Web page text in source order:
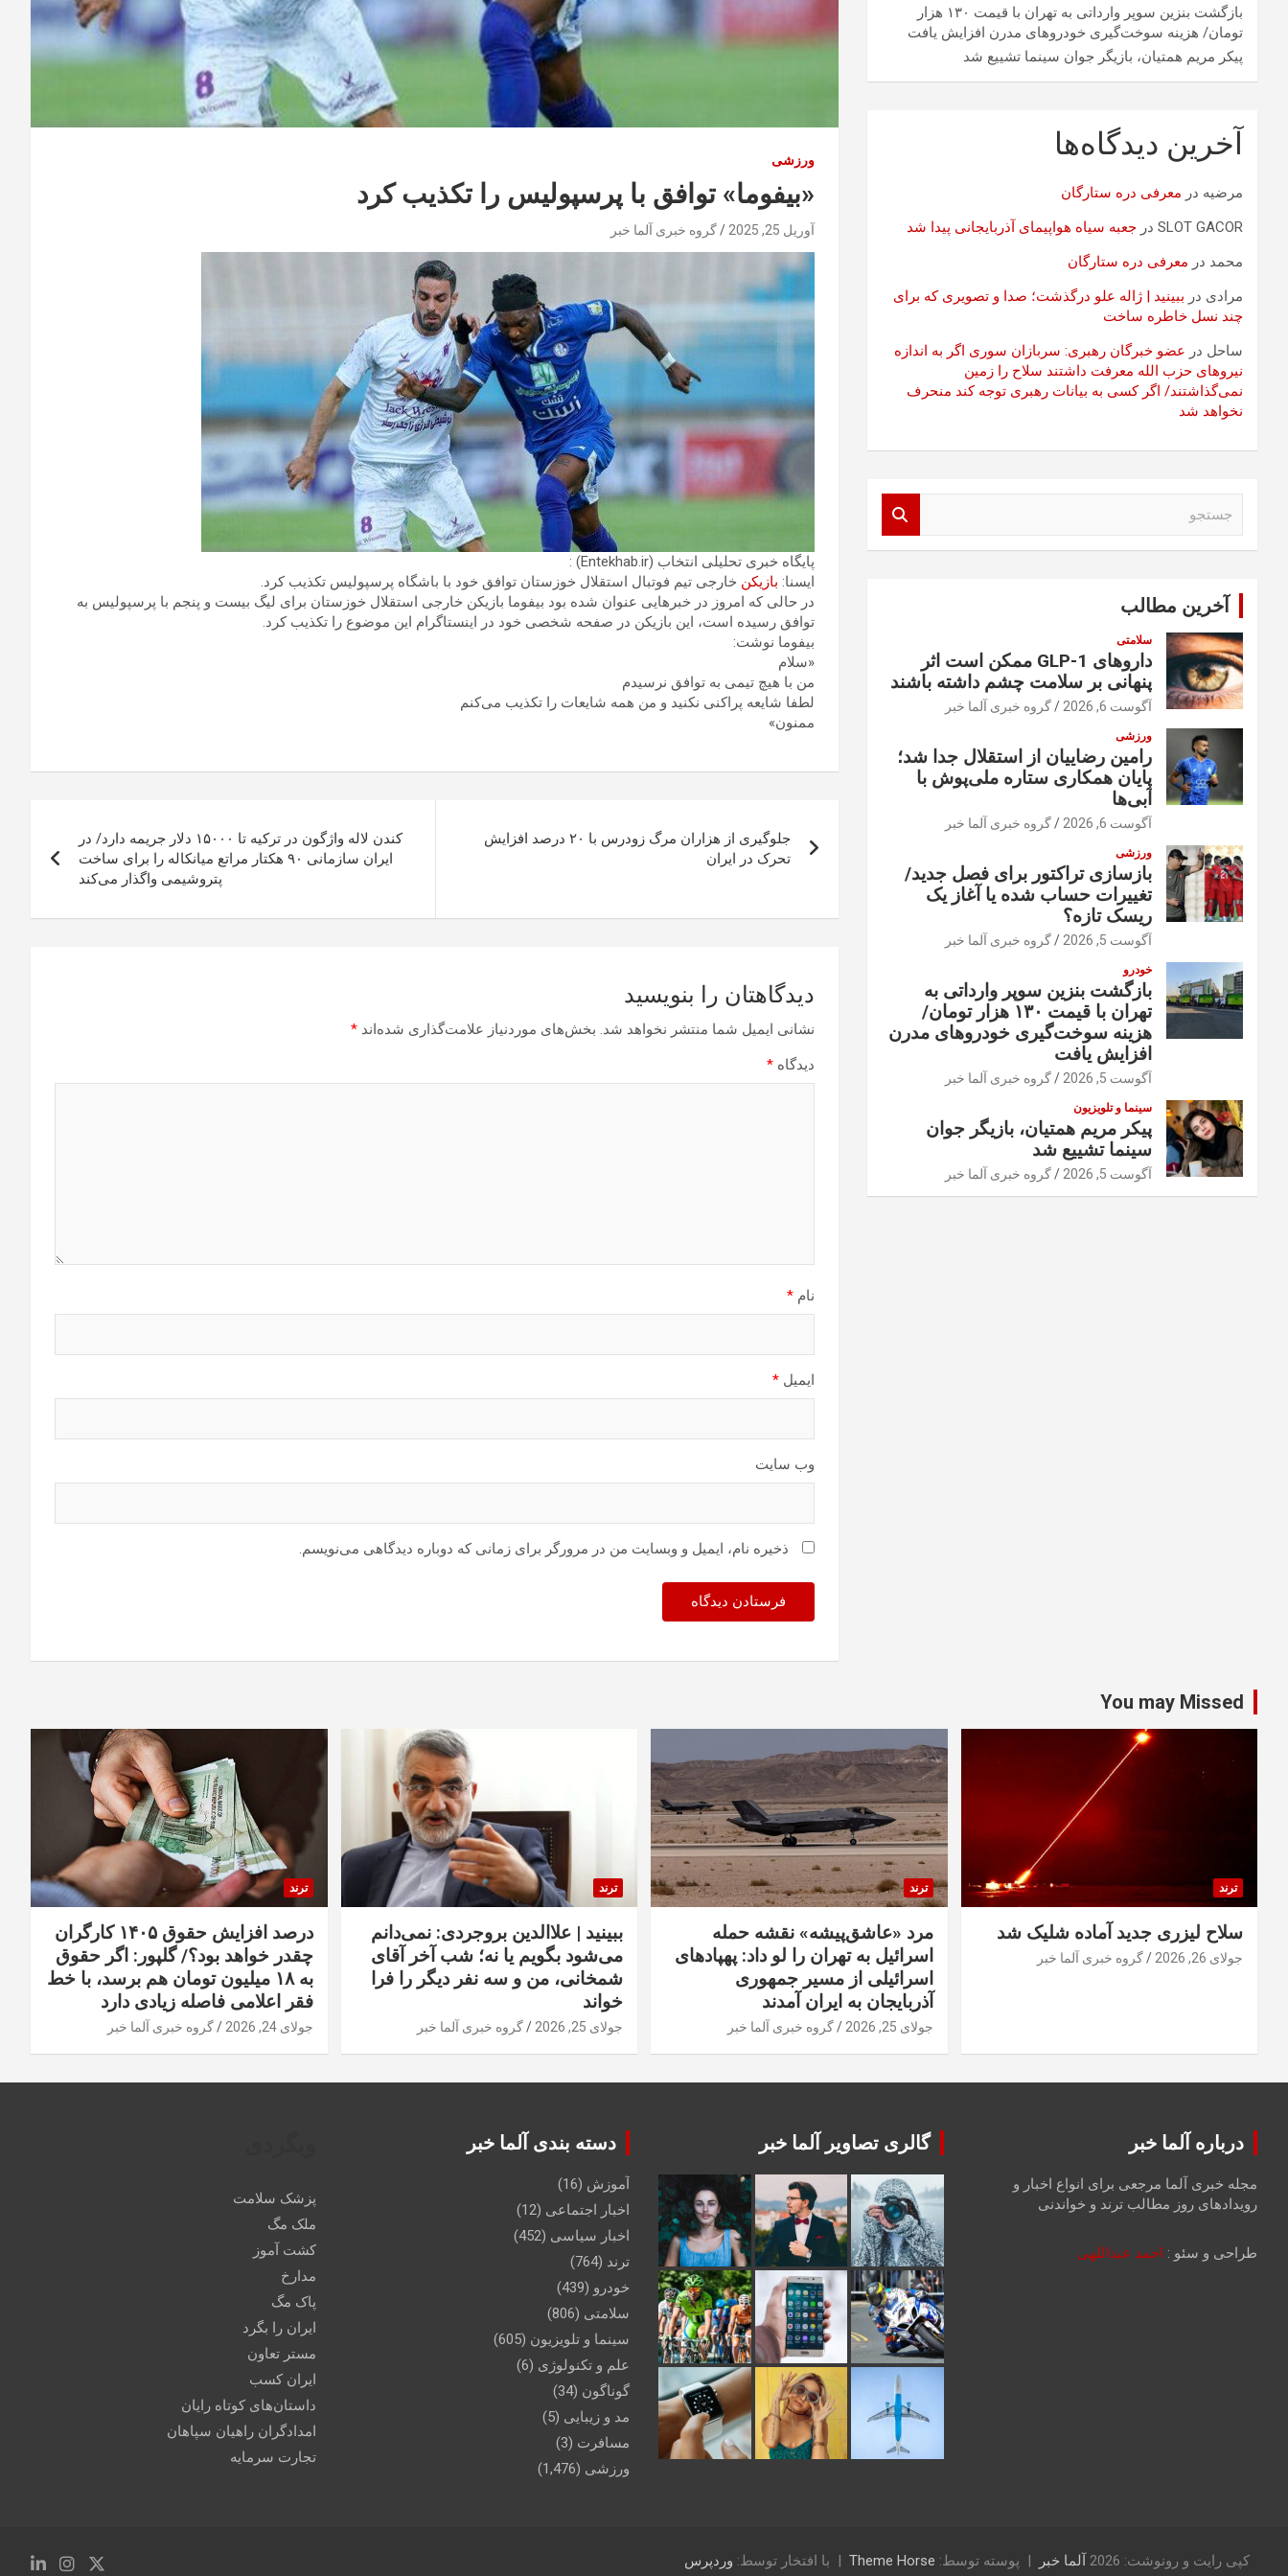
ورزشی
«بیفوما» توافق با پرسپولیس را تکذیب کرد
آوریل 25, 2025 گروه خبری آلما خبر
پایگاه خبری تحلیلی انتخاب (Entekhab.ir) :
ایسنا: بازیکن خارجی تیم فوتبال استقلال خوزستان توافق خود با باشگاه پرسپولیس تکذیب کرد.
در حالی که امروز در خبرهایی عنوان شده بود بیفوما بازیکن خارجی استقلال خوزستان برای لیگ بیست و پنجم با پرسپولیس به
توافق رسیده است، این بازیکن در صفحه شخصی خود در اینستاگرام این موضوع را تکذیب کرد.
بیفوما نوشت:
«سلام
من با هیچ تیمی به توافق نرسیدم
لطفا شایعه پراکنی نکنید و من همه شایعات را تکذیب می‌کنم
ممنون»
نوشته
جلوگیری از هزاران مرگ زودرس با ۲۰ درصد افزایش
تحرک در ایران
کندن لاله واژگون در ترکیه تا ۱۵۰۰۰ دلار جریمه دارد/ در
ایران سازمانی ۹۰ هکتار مراتع میانکاله را برای ساخت
پتروشیمی واگذار می‌کند
دیدگاهتان را بنویسید
نشانی ایمیل شما منتشر نخواهد شد. بخش‌های موردنیاز علامت‌گذاری شده‌اند *
دیدگاه *
نام *
ایمیل *
وب‌ سایت
ذخیره نام، ایمیل و وبسایت من در مرورگر برای زمانی که دوباره دیدگاهی می‌نویسم.
بازگشت بنزین سوپر وارداتی به تهران با قیمت ۱۳۰ هزار
تومان/ هزینه سوخت‌گیری خودرو‌های مدرن افزایش یافت
پیکر مریم همتیان، بازیگر جوان سینما تشییع شد
آخرین دیدگاه‌ها
مرضیه در معرفی دره ستارگان
SLOT GACOR در جعبه سیاه هواپیمای آذربایجانی پیدا شد
محمد در معرفی دره ستارگان
مرادی در ببینید | ژاله علو درگذشت؛ صدا و تصویری که برای
چند نسل خاطره ساخت
ساحل در عضو خبرگان رهبری: سربازان سوری اگر به اندازه
نیروهای حزب الله معرفت داشتند سلاح را زمین
نمی‌گذاشتند/ اگر کسی به بیانات رهبری توجه کند منحرف
نخواهد شد
آخرین مطالب
سلامتی
داروهای GLP-1 ممکن است اثر
پنهانی بر سلامت چشم داشته باشند
آگوست 6, 2026 گروه خبری آلما خبر
ورزشی
رامین رضاییان از استقلال جدا شد؛
پایان همکاری ستاره ملی‌پوش با
آبی‌ها
آگوست 6, 2026 گروه خبری آلما خبر
ورزشی
بازسازی تراکتور برای فصل جدید/
تغییرات حساب شده یا آغاز یک
ریسک تازه؟
آگوست 5, 2026 گروه خبری آلما خبر
خودرو
بازگشت بنزین سوپر وارداتی به
تهران با قیمت ۱۳۰ هزار تومان/
هزینه سوخت‌گیری خودرو‌های مدرن
افزایش یافت
آگوست 5, 2026 گروه خبری آلما خبر
سینما و تلویزیون
پیکر مریم همتیان، بازیگر جوان
سینما تشییع شد
آگوست 5, 2026 گروه خبری آلما خبر
You may Missed
ترند
سلاح لیزری جدید آماده شلیک شد
جولای 26, 2026 گروه خبری آلما خبر
ترند
مرد «عاشق‌پیشه» نقشه حمله
اسرائیل به تهران را لو داد: پهپادهای
اسرائیلی از مسیر جمهوری
آذربایجان به ایران آمدند
جولای 25, 2026 گروه خبری آلما خبر
ترند
ببینید | علاالدین بروجردی: نمی‌دانم
می‌شود بگویم یا نه؛ شب آخر آقای
شمخانی، من و سه نفر دیگر را فرا
خواند
جولای 25, 2026 گروه خبری آلما خبر
ترند
درصد افزایش حقوق ۱۴۰۵ کارگران
چقدر خواهد بود؟/ گلپور: اگر حقوق
به ۱۸ میلیون تومان هم برسد، با خط
فقر اعلامی فاصله زیادی دارد
جولای 24, 2026 گروه خبری آلما خبر
درباره آلما خبر
مجله خبری آلما مرجعی برای انواع اخبار و
رویدادهای روز مطالب ترند و خواندنی
طراحی و سئو : احمد عبداللهی
گالری تصاویر آلما خبر دسته بندی آلما خبر
آموزش (16)
اخبار اجتماعی (12)
اخبار سیاسی (452)
ترند (764)
خودرو (439)
سلامتی (806)
سینما و تلویزیون (605)
علم و تکنولوژی (6)
گوناگون (34)
مد و زیبایی (5)
مسافرت (3)
ورزشی (1,476)
پزشک سلامت
ملک مگ
کشت آموز
مدارخ
پاک مگ
ایران را بگرد
مستر تعاون
ایران کسب
داستان‌های کوتاه رایان
امدادگران راهیان سپاهان
تجارت سرمایه
کپی رایت و رونوشت: 2026 آلما خبر پوسته توسط: Theme Horse با افتخار توسط: وردپرس